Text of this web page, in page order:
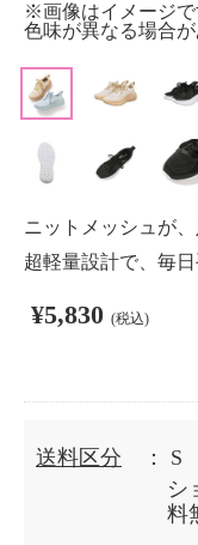
※画像はイメージ
色味が異なる場合
ニットメッシュが
超軽量設計で、毎
¥5,830 (税込)
送料区分 ： S
シ
料